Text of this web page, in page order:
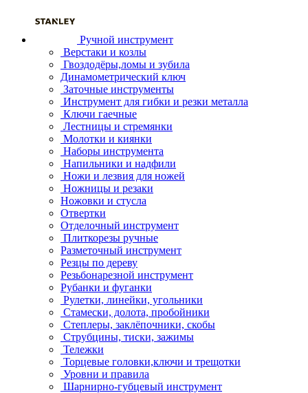
Ручной инструмент
Верстаки и козлы
Гвоздодёры,ломы и зубила
Динамометрический ключ
Заточные инструменты
Инструмент для гибки и резки металла
Ключи гаечные
Лестницы и стремянки
Молотки и киянки
Наборы инструмента
Напильники и надфили
Ножи и лезвия для ножей
Ножницы и резаки
Ножовки и стусла
Отвертки
Отделочный инструмент
Плиткорезы ручные
Разметочный инструмент
Резцы по дереву
Резьбонарезной инструмент
Рубанки и фуганки
Рулетки, линейки, угольники
Стамески, долота, пробойники
Степлеры, заклёпочники, скобы
Струбцины, тиски, зажимы
Тележки
Торцевые головки,ключи и трещотки
Уровни и правила
Шарнирно-губцевый инструмент